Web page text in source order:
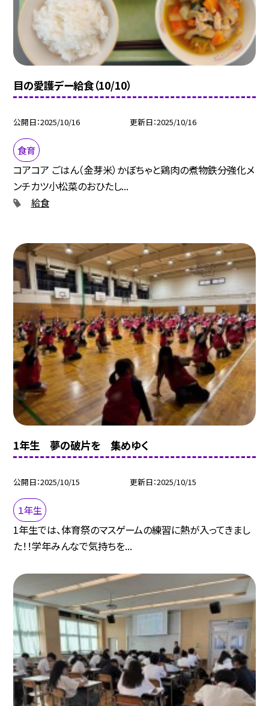
目の愛護デー給食（10/10）
公開日 2025/10/16 更新日 2025/10/16
食育
コアコア ごはん（金芽米）かぼちゃと鶏肉の煮物鉄分強化メ
ンチカツ小松菜のおひたし...
給食
1年生 夢の破片を 集めゆく
公開日 2025/10/15 更新日 2025/10/15
１年生
1年生では、体育祭のマスゲームの練習に熱が入ってきまし
た！！学年みんなで気持ちを...